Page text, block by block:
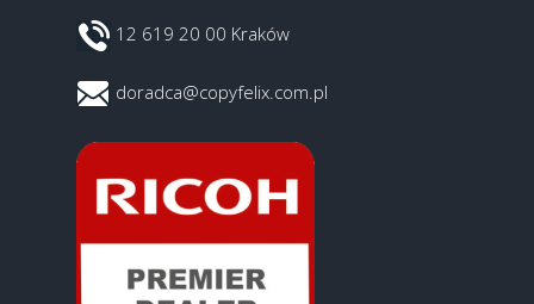
12 619 20 00 Kraków
doradca@copyfelix.com.pl